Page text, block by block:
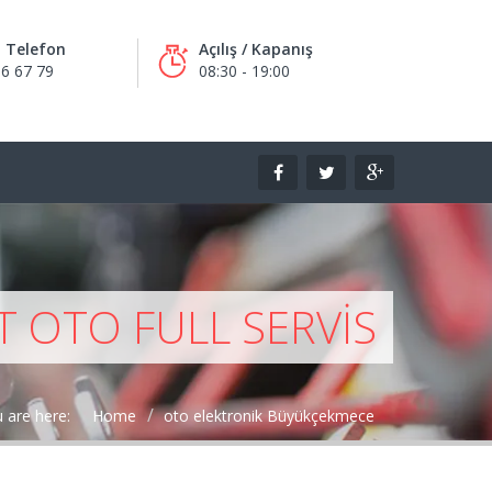
Telefon
67 79
Açılış / Kapanış
08:30 - 19:00
FULL SERVIS
are here: Home oto elektronik Büyükçekmece